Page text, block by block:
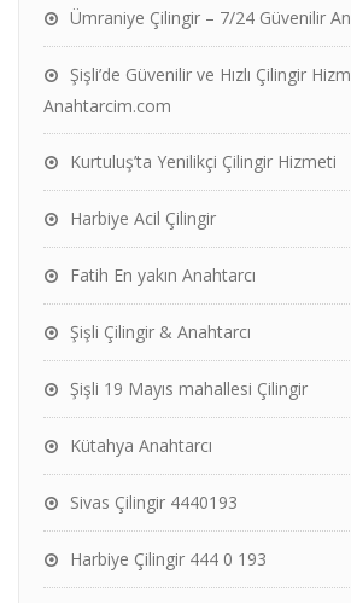
Ümraniye Çilingir – 7/24 Güvenilir
Şişli’de Güvenilir ve Hızlı Çilingir
Anahtarcim.com
Kurtuluş’ta Yenilikçi Çilingir Hizmeti
Harbiye Acil Çilingir
Fatih En yakın Anahtarcı
Şişli Çilingir & Anahtarcı
Şişli 19 Mayıs mahallesi Çilingir
Kütahya Anahtarcı
Sivas Çilingir 4440193
Harbiye Çilingir 444 0 193